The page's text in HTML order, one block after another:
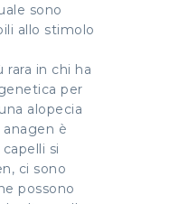
sono
allo stimolo
rara in chi ha
per
alopecia
è
si
ci sono
possono